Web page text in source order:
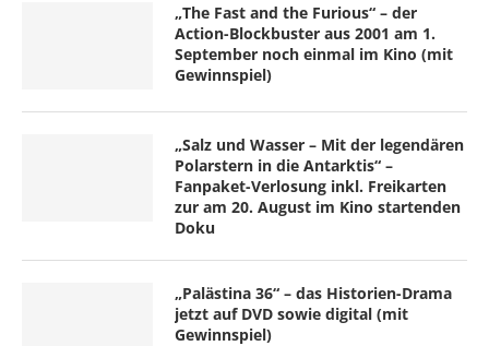
„The Fast and the Furious“ – der
Action-Blockbuster aus 2001 am 1.
September noch einmal im Kino (mit
Gewinnspiel)
„Salz und Wasser – Mit der legendären
Polarstern in die Antarktis“ –
Fanpaket-Verlosung inkl. Freikarten
zur am 20. August im Kino startenden
Doku
„Palästina 36“ – das Historien-Drama
jetzt auf DVD sowie digital (mit
Gewinnspiel)